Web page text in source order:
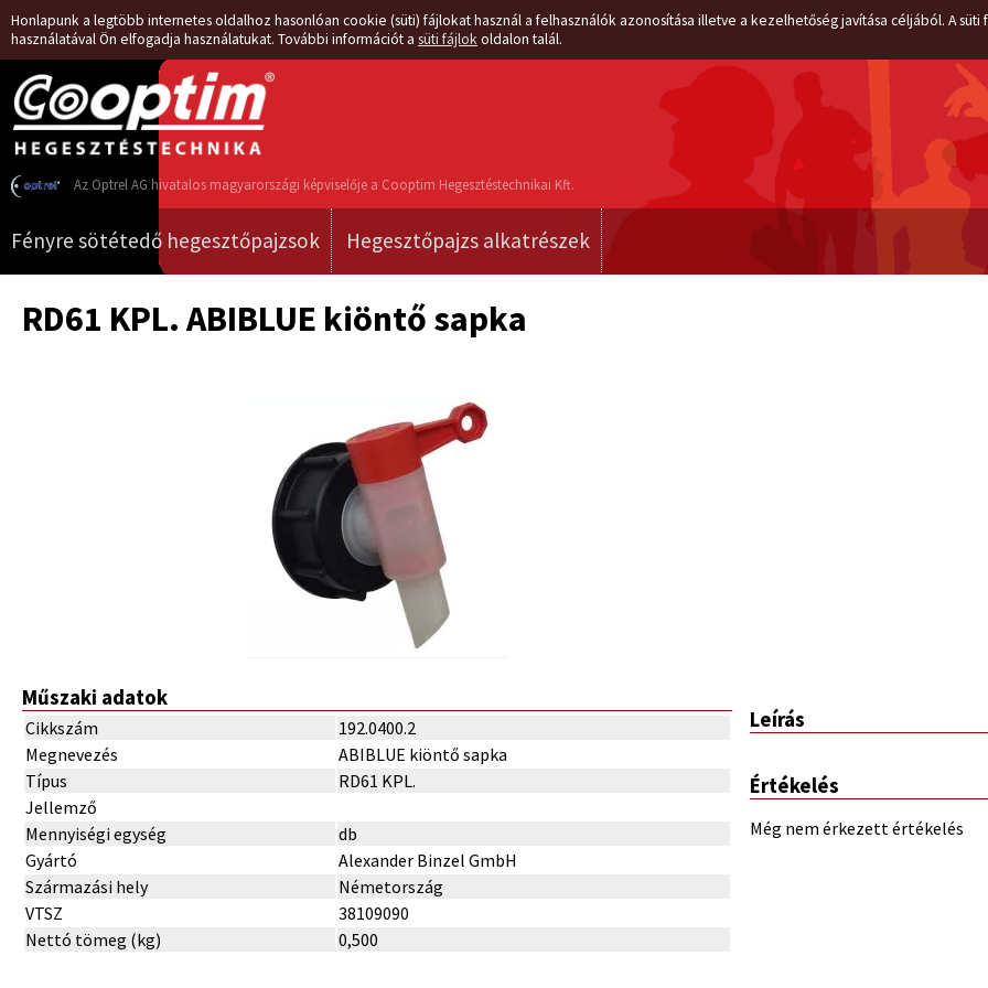
Honlapunk a legtöbb internetes oldalhoz hasonlóan cookie (süti) fájlokat használ a felhasználók azonosítása illetve a kezelhetőség javítása céljából. A
használatával Ön elfogadja használatukat. További információt a süti fájlok oldalon talál.
Az Optrel AG hivatalos magyarországi képviselője a Cooptim Hegesztéstechnikai Kft.
Fényre sötétedő hegesztőpajzsok Hegesztőpajzs alkatrészek
RD61 KPL. ABIBLUE kiöntő sapka
Műszaki adatok
Cikkszám
192.0400.2
Megnevezés
ABIBLUE kiöntő sapka
Típus
RD61 KPL.
Jellemző
Mennyiségi egység
db
Gyártó
Alexander Binzel GmbH
Származási hely
Németország
VTSZ
38109090
Nettó tömeg (kg)
0,500
Leírás
Értékelés
Még nem érkezett értékelés